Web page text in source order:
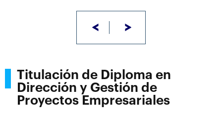
< >
Titulación de Diploma en
Dirección y Gestión de
Proyectos Empresariales